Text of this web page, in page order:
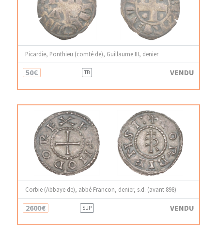
Picardie, Ponthieu (comté de), Guillaume III, denier
50€ TB VENDU
Corbie (Abbaye de), abbé Francon, denier, s.d. (avant 898)
2600€ SUP VENDU